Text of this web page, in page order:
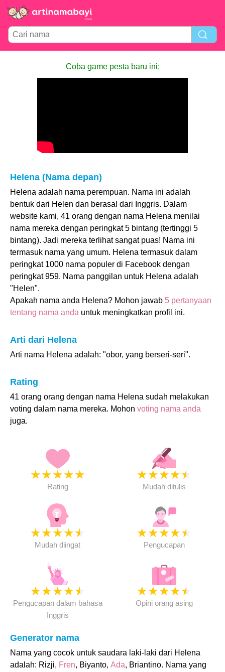
Coba game pesta baru ini:
Helena (Nama depan)
Helena adalah nama perempuan. Nama ini adalah
bentuk dari Helen dan berasal dari Inggris. Dalam
website kami, 41 orang dengan nama Helena menilai
nama mereka dengan peringkat 5 bintang (tertinggi 5
bintang). Jadi mereka terlihat sangat puas! Nama ini
termasuk nama yang umum. Helena termasuk dalam
peringkat 1000 nama populer di Facebook dengan
peringkat 959. Nama panggilan untuk Helena adalah
"Helen".
Apakah nama anda Helena? Mohon jawab 5 pertanyaan
tentang nama anda untuk meningkatkan profil ini.
Arti dari Helena
Arti nama Helena adalah: "obor, yang berseri-seri".
Rating
41 orang orang dengan nama Helena sudah melakukan
voting dalam nama mereka. Mohon voting nama anda
juga.
★★★★★
Rating
★★★★★
Mudah ditulis
★★★★★
Mudah diingat
★★★★★
Pengucapan
★★★★★
Pengucapan dalam bahasa
Inggris
★★★★★
Opini orang asing
Generator nama
Nama yang cocok untuk saudara laki-laki dari Helena
adalah: Rizji, Fren, Biyanto, Ada, Briantino. Nama yang